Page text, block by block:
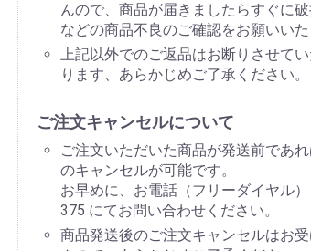
んので、商品が届きましたらすぐに
などの商品不良のご確認をお願いいた
上記以外でのご返品はお断りさせて
ります、あらかじめご了承ください。
ご注文キャンセルについて
ご注文いただいた商品が発送前であ
のキャンセルが可能です。
お早めに、お電話（フリーダイヤル
375 にてお問い合わせください。
商品発送後のご注文キャンセルはお